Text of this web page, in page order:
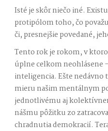
Isté je skôr niečo iné.
protipólom toho, čo
či, presnejšie povedané,
Tento rok je rokom, v
úplne celkom neohlásene
inteligencia. Ešte
mieru našim mentálnym
jednotlivému aj
nášmu pôžitku zo
chradnutia demokracií.